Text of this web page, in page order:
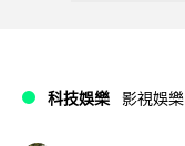
科技娛樂 影視娛樂